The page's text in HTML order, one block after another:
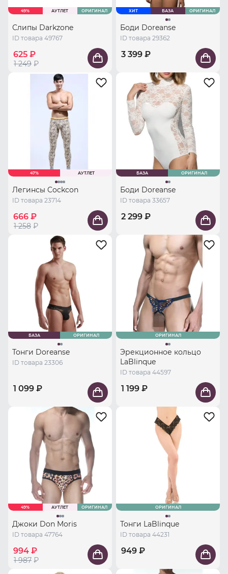
49% АУТЛЕТ ОРИГИНАЛ
Слипы Darkzone
ID товара 49767
625 ₽
1 249 ₽
ХИТ БАЗА ОРИГИНАЛ
Боди Doreanse
ID товара 29362
3 399 ₽
47% АУТЛЕТ
Легинсы Cockcon
ID товара 23714
666 ₽
1 258 ₽
БАЗА ОРИГИНАЛ
Боди Doreanse
ID товара 33657
2 299 ₽
БАЗА ОРИГИНАЛ
Тонги Doreanse
ID товара 23306
1 099 ₽
ОРИГИНАЛ
Эрекционное кольцо
LaBlinque
ID товара 44597
1 199 ₽
49% АУТЛЕТ ОРИГИНАЛ
Джоки Don Moris
ID товара 47764
994 ₽
1 987 ₽
ОРИГИНАЛ
Тонги LaBlinque
ID товара 44231
949 ₽